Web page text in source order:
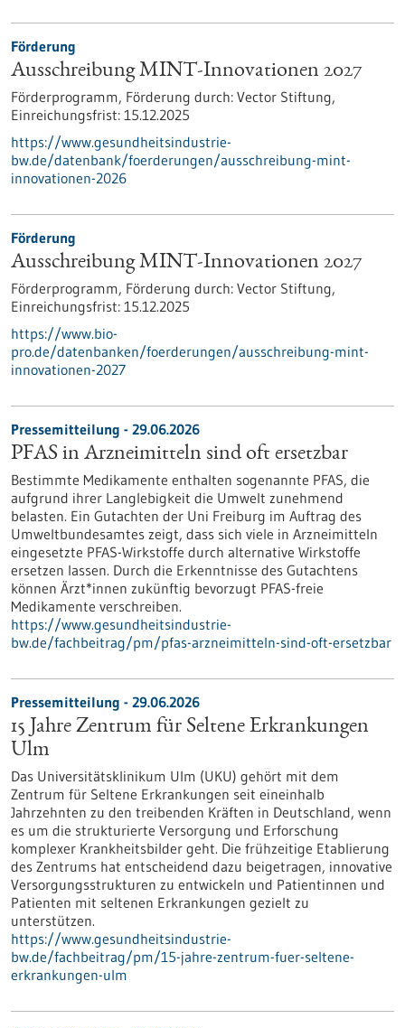
Förderung
Ausschreibung MINT-Innovationen 2027
Förderprogramm, Förderung durch: Vector Stiftung,
Einreichungsfrist: 15.12.2025
https://www.gesundheitsindustrie-
bw.de/datenbank/foerderungen/ausschreibung-mint-
innovationen-2026
Förderung
Ausschreibung MINT-Innovationen 2027
Förderprogramm, Förderung durch: Vector Stiftung,
Einreichungsfrist: 15.12.2025
https://www.bio-
pro.de/datenbanken/foerderungen/ausschreibung-mint-
innovationen-2027
Pressemitteilung - 29.06.2026
PFAS in Arzneimitteln sind oft ersetzbar
Bestimmte Medikamente enthalten sogenannte PFAS, die
aufgrund ihrer Langlebigkeit die Umwelt zunehmend
belasten. Ein Gutachten der Uni Freiburg im Auftrag des
Umweltbundesamtes zeigt, dass sich viele in Arzneimitteln
eingesetzte PFAS-Wirkstoffe durch alternative Wirkstoffe
ersetzen lassen. Durch die Erkenntnisse des Gutachtens
können Ärzt*innen zukünftig bevorzugt PFAS-freie
Medikamente verschreiben.
https://www.gesundheitsindustrie-
bw.de/fachbeitrag/pm/pfas-arzneimitteln-sind-oft-ersetzbar
Pressemitteilung - 29.06.2026
15 Jahre Zentrum für Seltene Erkrankungen
Ulm
Das Universitätsklinikum Ulm (UKU) gehört mit dem
Zentrum für Seltene Erkrankungen seit eineinhalb
Jahrzehnten zu den treibenden Kräften in Deutschland, wenn
es um die strukturierte Versorgung und Erforschung
komplexer Krankheitsbilder geht. Die frühzeitige Etablierung
des Zentrums hat entscheidend dazu beigetragen, innovative
Versorgungsstrukturen zu entwickeln und Patientinnen und
Patienten mit seltenen Erkrankungen gezielt zu
unterstützen.
https://www.gesundheitsindustrie-
bw.de/fachbeitrag/pm/15-jahre-zentrum-fuer-seltene-
erkrankungen-ulm